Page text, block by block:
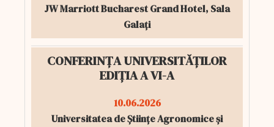
JW Marriott Bucharest Grand Hotel, Sala
Galați
CONFERINȚA UNIVERSITĂȚILOR
EDIȚIA A VI-A
10.06.2026
Universitatea de Științe Agronomice și